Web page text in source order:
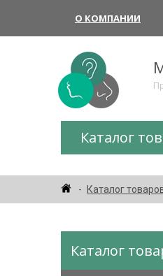
О КОМПАНИИ
Каталог
Каталог
Каталог